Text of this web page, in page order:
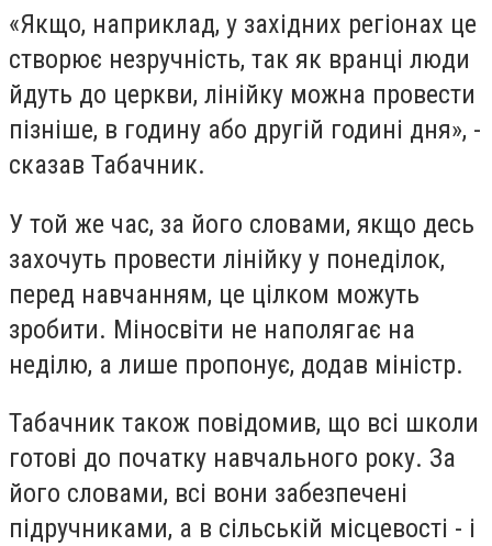
«Якщо, наприклад, у західних регіонах це
створює незручність, так як вранці люди
йдуть до церкви, лінійку можна провести
пізніше, в годину або другій годині дня», -
сказав Табачник.
У той же час, за його словами, якщо десь
захочуть провести лінійку у понеділок,
перед навчанням, це цілком можуть
зробити. Міносвіти не наполягає на
неділю, а лише пропонує, додав міністр.
Табачник також повідомив, що всі школи
готові до початку навчального року. За
його словами, всі вони забезпечені
підручниками, а в сільській місцевості - і